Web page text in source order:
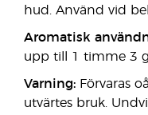
hud. Använd vid
Aromatisk
upp till 1 timme 3
Varning: Förvaras
utvärtes bruk.